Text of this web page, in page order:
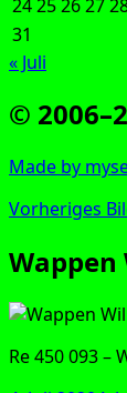
24252627
31
« Juli
©
Made by
Vorheriges
Wappen
Re 450 093 –